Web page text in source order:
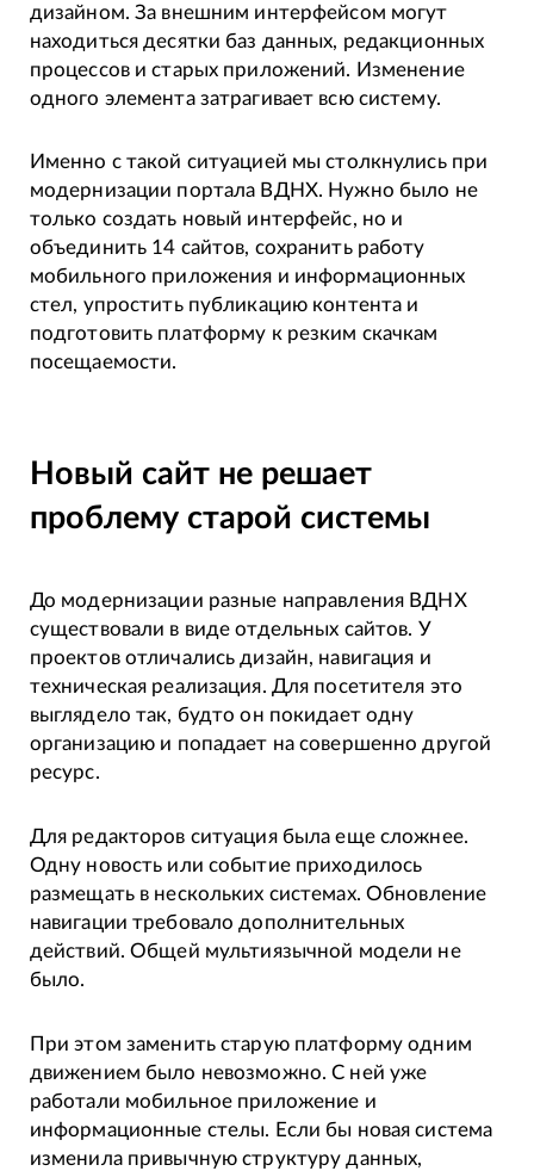
дизайном. За внешним интерфейсом могут
находиться десятки баз данных, редакционных
процессов и старых приложений. Изменение
одного элемента затрагивает всю систему.
Именно с такой ситуацией мы столкнулись при
модернизации портала ВДНХ. Нужно было не
только создать новый интерфейс, но и
объединить 14 сайтов, сохранить работу
мобильного приложения и информационных
стел, упростить публикацию контента и
подготовить платформу к резким скачкам
посещаемости.
Новый сайт не решает
проблему старой системы
До модернизации разные направления ВДНХ
существовали в виде отдельных сайтов. У
проектов отличались дизайн, навигация и
техническая реализация. Для посетителя это
выглядело так, будто он покидает одну
организацию и попадает на совершенно другой
ресурс.
Для редакторов ситуация была еще сложнее.
Одну новость или событие приходилось
размещать в нескольких системах. Обновление
навигации требовало дополнительных
действий. Общей мультиязычной модели не
было.
При этом заменить старую платформу одним
движением было невозможно. С ней уже
работали мобильное приложение и
информационные стелы. Если бы новая система
изменила привычную структуру данных,